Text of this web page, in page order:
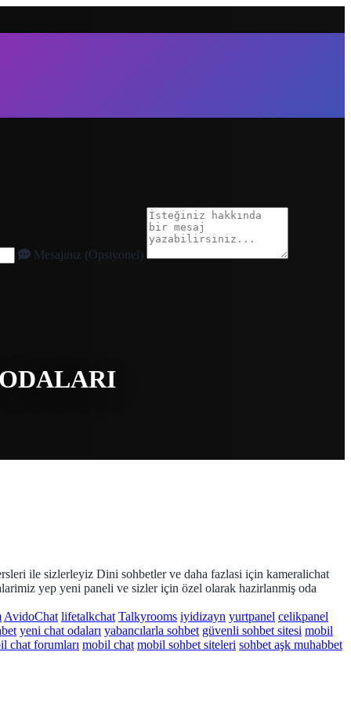
Mesajınız (Opsiyonel)
ile sizlerleyiz Dini sohbetler ve daha fazlasi için kameralichat
yep yeni paneli ve sizler için özel olarak hazirlanmiş oda
AvidoChat lifetalkchat Talkyrooms iyidizayn yurtpanel celikpanel
yeni chat odaları yabancılarla sohbet güvenli sohbet sitesi mobil
chat forumları mobil chat mobil sohbet siteleri sohbet aşk muhabbet